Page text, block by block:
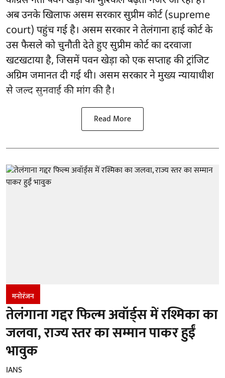
अब उनके खिलाफ असम सरकार सुप्रीम कोर्ट (supreme
court) पहुंच गई है। असम सरकार ने तेलंगाना हाई कोर्ट के
उस फैसले को चुनौती देते हुए सुप्रीम कोर्ट का दरवाजा
खटखटाया है, जिसमें पवन खेड़ा को एक सप्ताह की ट्रांजिट
अग्रिम जमानत दी गई थी। असम सरकार ने मुख्य न्यायाधीश
से जल्द सुनवाई की मांग की है।
Read More
मनोरंजन
तेलंगाना गद्दर फिल्म अवॉर्ड्स में रश्मिका का
जलवा, राज्य स्तर का सम्मान पाकर हुईं
भावुक
IANS